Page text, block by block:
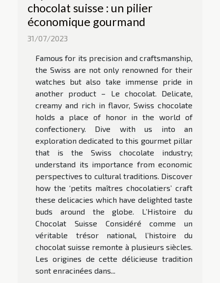
chocolat suisse : un pilier
économique gourmand
31/07/2023
Famous for its precision and craftsmanship,
the Swiss are not only renowned for their
watches but also take immense pride in
another product – Le chocolat. Delicate,
creamy and rich in flavor, Swiss chocolate
holds a place of honor in the world of
confectionery. Dive with us into an
exploration dedicated to this gourmet pillar
that is the Swiss chocolate industry;
understand its importance from economic
perspectives to cultural traditions. Discover
how the ‘petits maîtres chocolatiers’ craft
these delicacies which have delighted taste
buds around the globe. L’Histoire du
Chocolat Suisse Considéré comme un
véritable trésor national, l’histoire du
chocolat suisse remonte à plusieurs siècles.
Les origines de cette délicieuse tradition
sont enracinées dans...